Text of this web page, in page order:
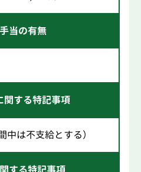
当の有無
関する特記事項
は不支給とする）